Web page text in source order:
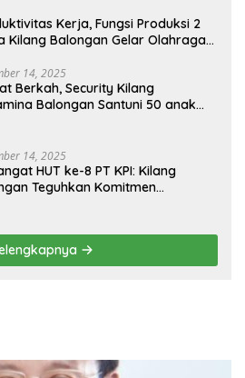
Kerja, Fungsi Produksi 2
Kilang Balongan Gelar Olahraga
14, 2025
Berkah, Security Kilang
Balongan Santuni 50 anak
14, 2025
HUT ke-8 PT KPI: Kilang
Teguhkan Komitmen